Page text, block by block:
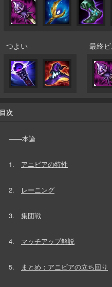
つよい 最終
目次
――本論
1. アニビアの特性
2. レーニング
3. 集団戦
4. マッチアップ解説
5. まとめ：アニビアの立ち回り